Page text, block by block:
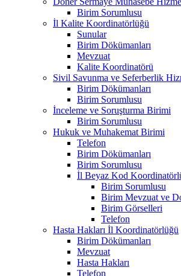
Birim Sorumlusu
İl Kalite Koordinatörlüğü
Sunular
Birim Dökümanları
Mevzuat
Kalite Koordinatörü
Sivil Savunma ve Seferberlik
Birim Dökümanları
Birim Sorumlusu
İnceleme ve Soruşturma Birimi
Birim Sorumlusu
Hukuk ve Muhakemat Birimi
Telefon
Birim Dökümanları
Birim Sorumlusu
İl Beyaz Kod
Birim Sorumlusu
Birim Mevzuat ve
Birim Görselleri
Telefon
Hasta Hakları İl Koordinatörlüğü
Birim Dökümanları
Mevzuat
Hasta Hakları
Telefon